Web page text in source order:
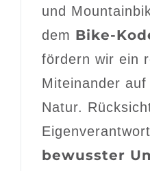
und
dem Bike-
fördern wir ein
Miteinander
Natur.
bewusster